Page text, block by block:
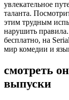
увлекательное
таланта.
этим трудным
нарушить
бесплатно, на
мир комедии и
смотреть
выпуски